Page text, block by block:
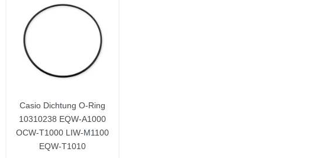
Casio Dichtung O-Ring
10310238 EQW-A1000
OCW-T1000 LIW-M1100
EQW-T1010